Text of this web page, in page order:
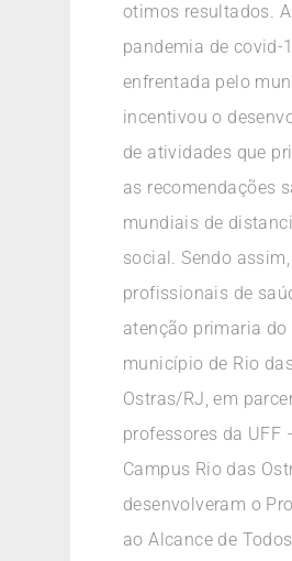
otimos resultados. A
pandemia de covid-
enfrentada pelo
incentivou o
de atividades que
as recomendações
mundiais de
social. Sendo assim,
profissionais de
atenção primaria do
município de Rio das
Ostras/RJ, em
professores da UFF
Campus Rio das
desenvolveram o
ao Alcance de